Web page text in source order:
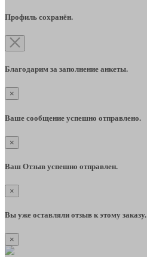
Профиль сохранён.
Благодарим за заполнение анкеты.
×
Ваше сообщение успешно отправлено.
×
Ваш Отзыв успешно отправлен.
×
Вы уже оставляли отзыв к этому заказу.
×